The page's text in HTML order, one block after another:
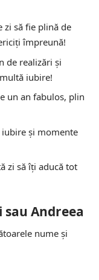
zi să fie plină de
împreună!
de realizări și
iubire!
un an fabulos, plin
și momente
zi să îți aducă tot
Andreea
nume și